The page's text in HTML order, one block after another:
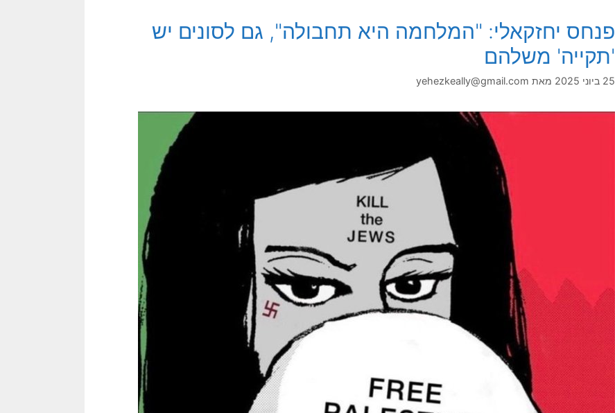
פנחס יחזקאלי: "המלחמה היא תחבולה", גם לסונים יש
'תקייה' משלהם
25 ביוני 2025 מאת yehezkeally@gmail.com